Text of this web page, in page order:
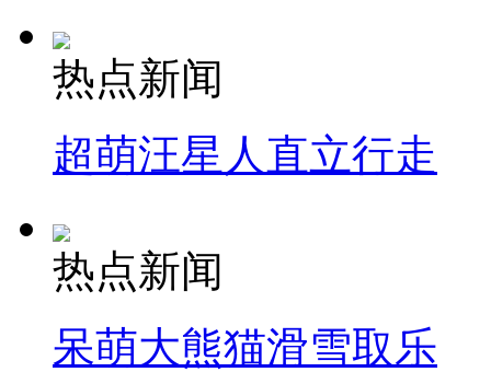
热点新闻
超萌汪星人直立行走
热点新闻
呆萌大熊猫滑雪取乐